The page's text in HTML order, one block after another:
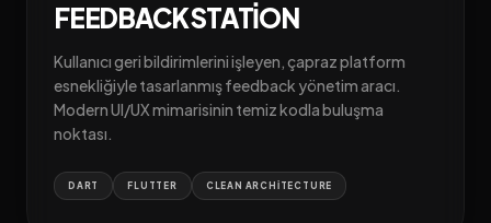
FEEDBACK STATION
Kullanıcı geri bildirimlerini işleyen, çapraz platform
esnekliğiyle tasarlanmış feedback yönetim aracı.
Modern UI/UX mimarisinin temiz kodla buluşma
noktası.
DART FLUTTER CLEAN ARCHITECTURE